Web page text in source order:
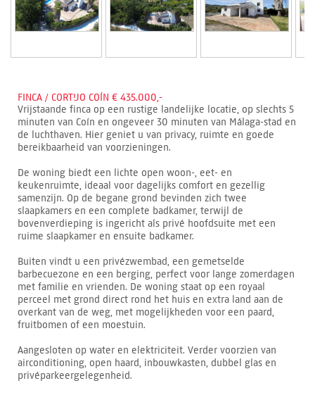
FINCA / CORTIJO COÍN € 435.000,-
Vrijstaande finca op een rustige landelijke locatie, op slechts 5
minuten van Coín en ongeveer 30 minuten van Málaga-stad en
de luchthaven. Hier geniet u van privacy, ruimte en goede
bereikbaarheid van voorzieningen.
De woning biedt een lichte open woon-, eet- en
keukenruimte, ideaal voor dagelijks comfort en gezellig
samenzijn. Op de begane grond bevinden zich twee
slaapkamers en een complete badkamer, terwijl de
bovenverdieping is ingericht als privé hoofdsuite met een
ruime slaapkamer en ensuite badkamer.
Buiten vindt u een privézwembad, een gemetselde
barbecuezone en een berging, perfect voor lange zomerdagen
met familie en vrienden. De woning staat op een royaal
perceel met grond direct rond het huis en extra land aan de
overkant van de weg, met mogelijkheden voor een paard,
fruitbomen of een moestuin.
Aangesloten op water en elektriciteit. Verder voorzien van
airconditioning, open haard, inbouwkasten, dubbel glas en
privéparkeergelegenheid.